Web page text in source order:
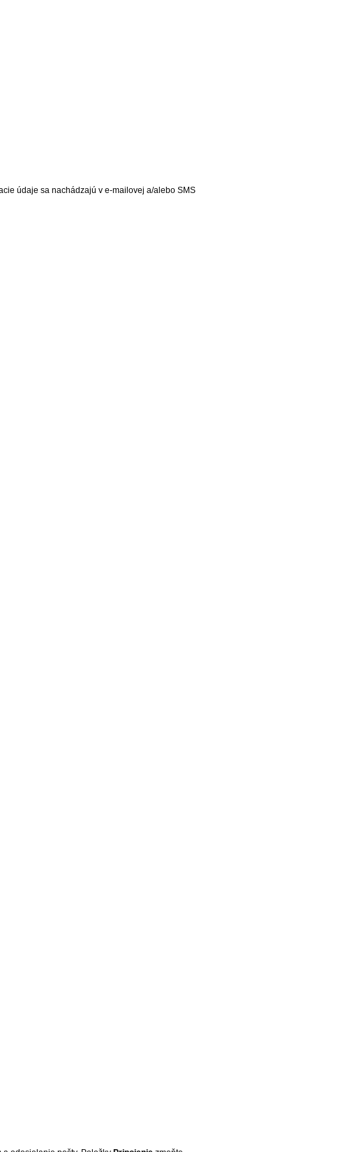
údaje sa nachádzajú v e-mailovej a/alebo SMS